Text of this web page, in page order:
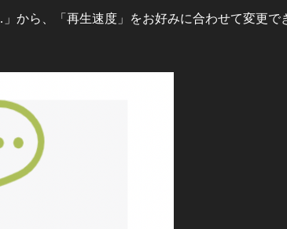
から、「再生速度」をお好みに合わせて変更で